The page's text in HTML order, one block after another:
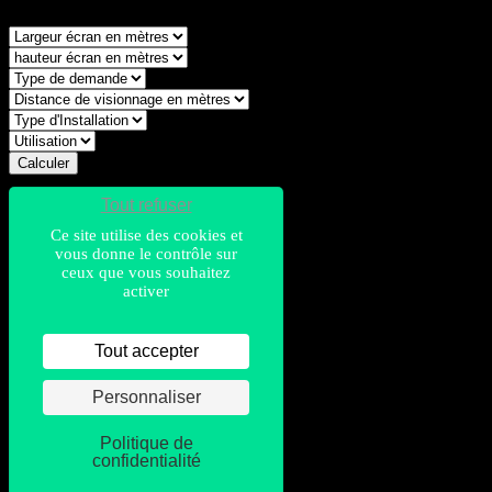
Calculer
* Champs obligatoires.
Les valeurs sont exprimées en mètres.
Pour recevoir votre estimation de budget par email, merci de
renseigner les champs ci-dessous :
Ce site utilise des cookies et
vous donne le contrôle sur
ceux que vous souhaitez
activer
Tout accepter
Tout refuser
Personnaliser
Politique de
confidentialité